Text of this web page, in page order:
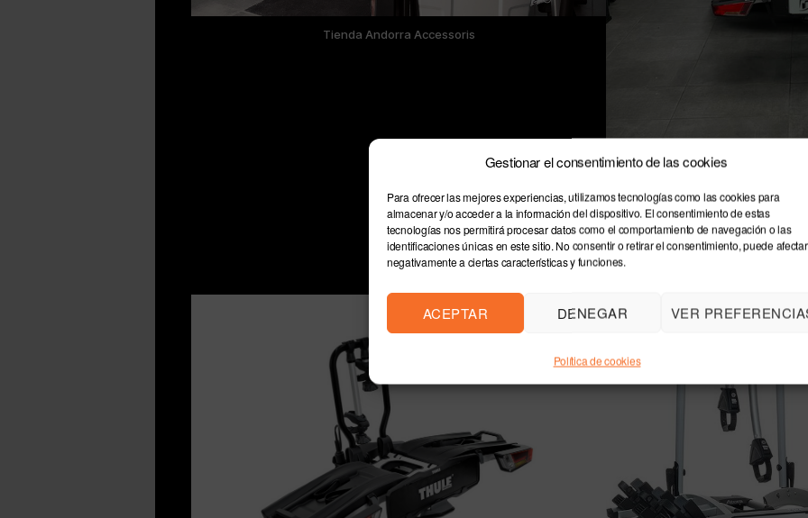
Gestionar el consentimiento de las cookies
Para ofrecer las mejores experiencias, utilizamos tecnologías como las cookies para
almacenar y/o acceder a la información del dispositivo. El consentimiento de estas
tecnologías nos permitirá procesar datos como el comportamiento de navegación o las
identificaciones únicas en este sitio. No consentir o retirar el consentimiento, puede afectar
negativamente a ciertas características y funciones.
ACEPTAR DENEGAR VER
Política de cookies
Tienda Andorra Accessoris